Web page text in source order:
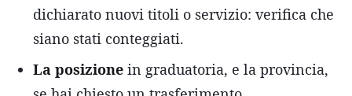
dichiarato nuovi titoli o servizio: verifica che
siano stati conteggiati.
La posizione in graduatoria, e la provincia,